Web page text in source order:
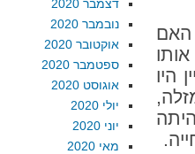
האם
היו
דצמבר 2020
נובמבר 2020
אוקטובר 2020
ספטמבר 2020
אוגוסט 2020
יולי 2020
יוני 2020
מאי 2020